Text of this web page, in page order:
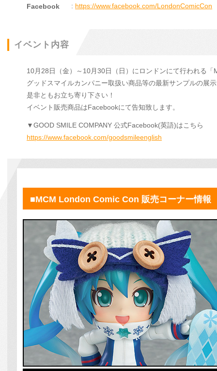
Facebook
: https://www.facebook.com/LondonComicCon
イベント内容
10月28日（金）～10月30日（日）にロンドンにて行われる
グッドスマイルカンパニー取扱い商品等の最新サンプルの展
是非ともお立ち寄り下さい！
イベント販売商品はFacebookにて告知致します。
▼GOOD SMILE COMPANY 公式Facebook(英語)はこちら
https://www.facebook.com/goodsmileenglish